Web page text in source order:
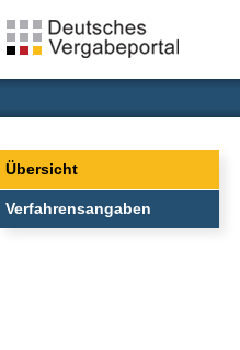
Übersicht
Verfahrensangaben